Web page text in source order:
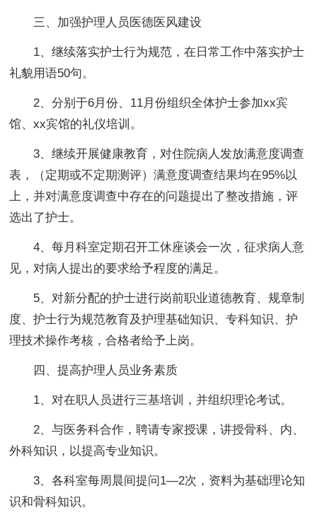
三、加强护理人员医德医风建设
1、继续落实护士行为规范，在日常工作中落实护士
礼貌用语50句。
2、分别于6月份、11月份组织全体护士参加xx宾
馆、xx宾馆的礼仪培训。
3、继续开展健康教育，对住院病人发放满意度调查
表，（定期或不定期测评）满意度调查结果均在95%以
上，并对满意度调查中存在的问题提出了整改措施，评
选出了护士。
4、每月科室定期召开工休座谈会一次，征求病人意
见，对病人提出的要求给予程度的满足。
5、对新分配的护士进行岗前职业道德教育、规章制
度、护士行为规范教育及护理基础知识、专科知识、护
理技术操作考核，合格者给予上岗。
四、提高护理人员业务素质
1、对在职人员进行三基培训，并组织理论考试。
2、与医务科合作，聘请专家授课，讲授骨科、内、
外科知识，以提高专业知识。
3、各科室每周晨间提问1—2次，资料为基础理论知
识和骨科知识。